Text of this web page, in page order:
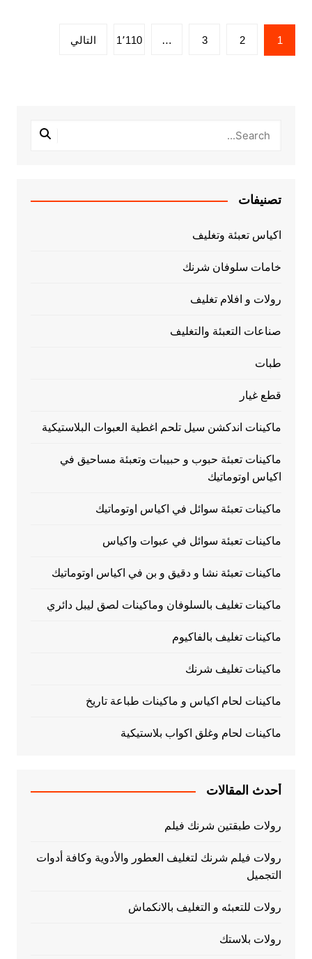
تعدد
صفحات
1
2
3
… 1٬110 التالي
تصنيفات
اكياس تعبئة وتغليف
خامات سلوفان شرنك
رولات و افلام تغليف
صناعات التعبئة والتغليف
طبات
قطع غيار
ماكينات اندكشن سيل تلحم اغطية العبوات البلاستيكية
ماكينات تعبئة حبوب و حبيبات وتعبئة مساحيق في
اكياس اوتوماتيك
ماكينات تعبئة سوائل في اكياس اوتوماتيك
ماكينات تعبئة سوائل في عبوات واكياس
ماكينات تعبئة نشا و دقيق و بن في اكياس اوتوماتيك
ماكينات تغليف بالسلوفان وماكينات لصق ليبل دائري
ماكينات تغليف بالفاكيوم
ماكينات تغليف شرنك
ماكينات لحام اكياس و ماكينات طباعة تاريخ
ماكينات لحام وغلق اكواب بلاستيكية
أحدث المقالات
رولات طبقتين شرنك فيلم
رولات فيلم شرنك لتغليف العطور والأدوية وكافة أدوات
التجميل
رولات للتعبئه و التغليف بالانكماش
رولات بلاستك